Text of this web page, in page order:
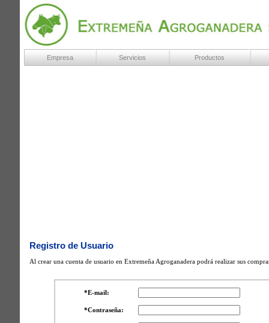
Empresa Servicios Productos
Registro de Usuario
Al crear una cuenta de usuario en Extremeña Agroganadera podrá realizar sus
*E-mail:
*Contraseña: